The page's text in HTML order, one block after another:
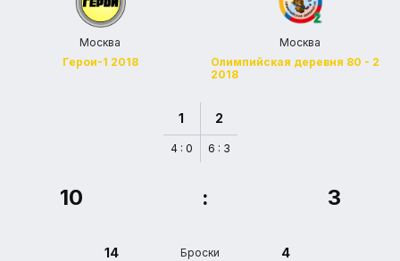
Москва
Герои-1 2018
Москва
Олимпийская деревня 80 - 2
2018
1
4 : 0
2
6 : 3
10 : 3
14 Броски 4